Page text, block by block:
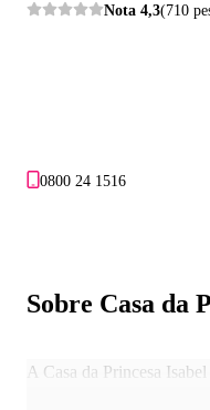
Nota 4,3(710
0800 24 1516
Sobre Casa da
A Casa da Princesa